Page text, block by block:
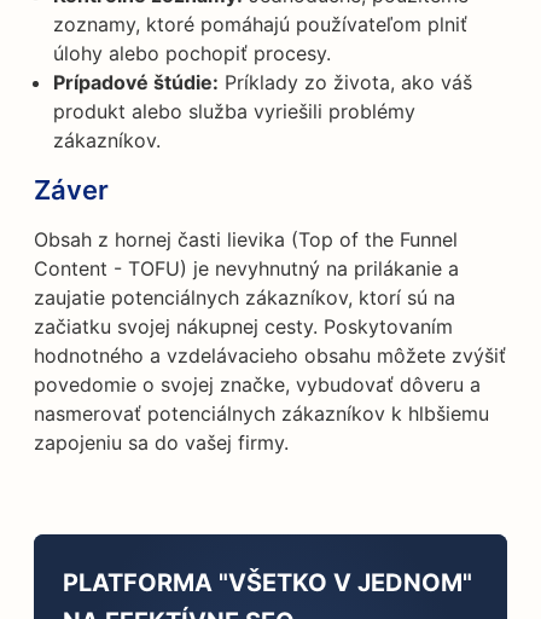
zoznamy, ktoré pomáhajú používateľom plniť
úlohy alebo pochopiť procesy.
Prípadové štúdie: Príklady zo života, ako váš
produkt alebo služba vyriešili problémy
zákazníkov.
Záver
Obsah z hornej časti lievika (Top of the Funnel
Content - TOFU) je nevyhnutný na prilákanie a
zaujatie potenciálnych zákazníkov, ktorí sú na
začiatku svojej nákupnej cesty. Poskytovaním
hodnotného a vzdelávacieho obsahu môžete zvýšiť
povedomie o svojej značke, vybudovať dôveru a
nasmerovať potenciálnych zákazníkov k hlbšiemu
zapojeniu sa do vašej firmy.
PLATFORMA "VŠETKO V JEDNOM"